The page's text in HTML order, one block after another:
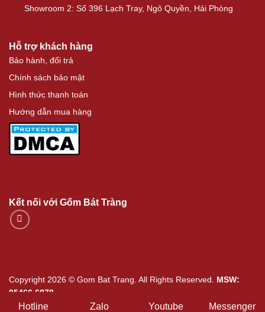
Hotline Zalo Youtube Messenger
Showroom 2: Số 396 Lạch Tray, Ngô Quyền, Hải Phòng
Hỗ trợ khách hàng
Bảo hành, đổi trả
Chính sách bảo mật
Hình thức thanh toán
Hướng dẫn mua hàng
Kết nối với Gốm Bát Tràng
Copyright 2026 © Gom Bat Trang. All Rights Reserved. MSW:
05466.6878